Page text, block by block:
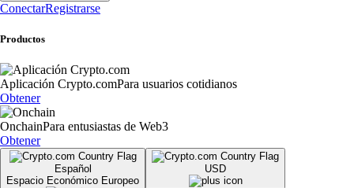
ConectarRegistrarse
Productos
Aplicación Crypto.comPara usuarios cotidianos
Obtener
OnchainPara entusiastas de Web3
Obtener
Español
Espacio Económico Europeo
USD